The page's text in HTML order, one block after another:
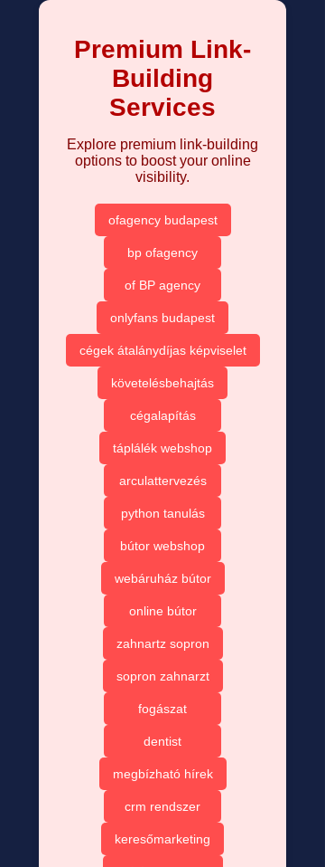
Premium Link-
Building
Services
Explore premium link-building
options to boost your online
visibility.
ofagency budapest
bp ofagency
of BP agency
onlyfans budapest
cégek átalánydíjas képviselet
követelésbehajtás
cégalapítás
táplálék webshop
arculattervezés
python tanulás
bútor webshop
webáruház bútor
online bútor
zahnartz sopron
sopron zahnarzt
fogászat
dentist
megbízható hírek
crm rendszer
keresőmarketing